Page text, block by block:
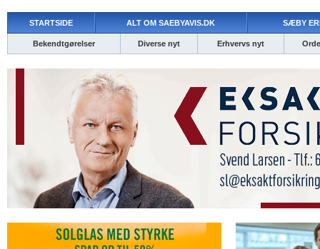
STARTSIDE ALT OM SAEBYAVIS.DK SÆBY
Bekendtgørelser Diverse nyt Erhvervs nyt